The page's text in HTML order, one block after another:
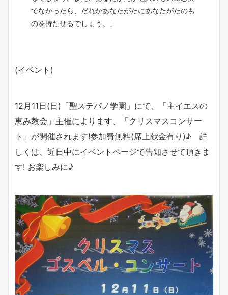
でなかったら、だれかあなたがたにあなたがたのも
のを持たせるでしょう。」
(イベント)
12月11日(日)「聖ステパノ学園」にて、「主イエスの
恵み教会」主催によります、「クリスマスコンサー
ト」が開催されます!参加費無料(席上献金有り)♪ 詳
しくは、近日中にイベントページで告知させて頂きま
す! お楽しみに♪